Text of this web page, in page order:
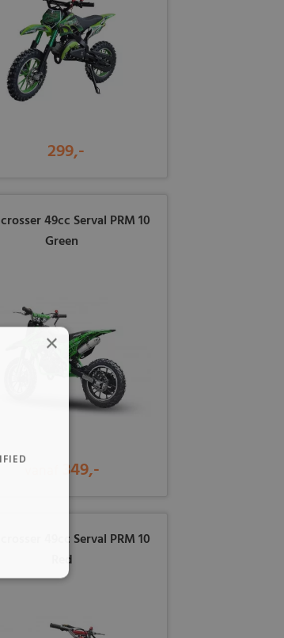
299,-
49cc Serval PRM 10
Green
349,-
crosser 49cc Serval PRM 10
Red
×